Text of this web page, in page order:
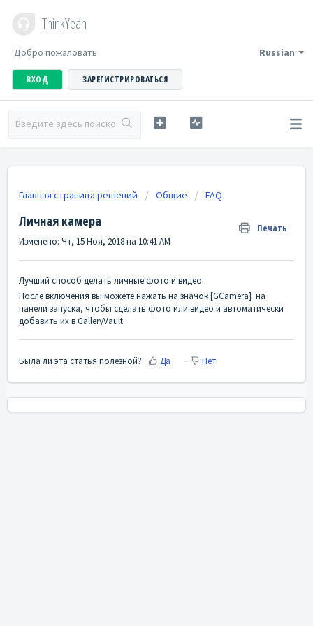
ThinkYeah
Russian
Добро пожаловать
ВХОД ЗАРЕГИСТРИРОВАТЬСЯ
Главная страница решений Общие FAQ
Личная камера Печать
Изменено: Чт, 15 Ноя, 2018 на 10:41 AM
Лучший способ делать личные фото и видео.
После включения вы можете нажать на значок [GCamera] на
панели запуска, чтобы сделать фото или видео и автоматически
добавить их в GalleryVault.
Была ли эта статья полезной? Да Нет